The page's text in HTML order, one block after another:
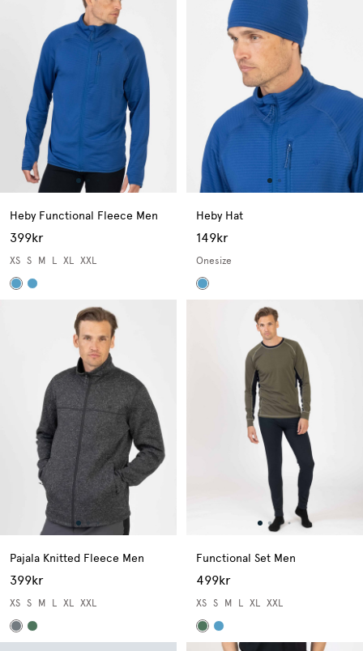
Heby Functional Fleece Men
399kr
XS S M L XL XXL
Heby Hat
149kr
Onesize
Pajala Knitted Fleece Men
399kr
XS S M L XL XXL
Functional Set Men
499kr
XS S M L XL XXL